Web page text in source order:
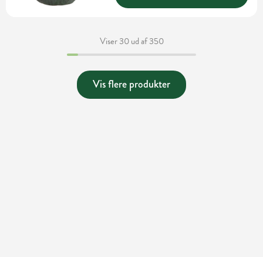
Viser 30 ud af 350
Vis flere produkter